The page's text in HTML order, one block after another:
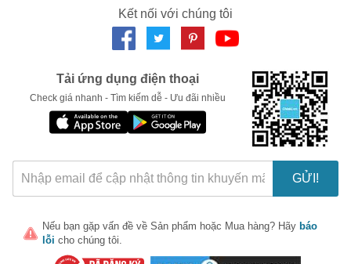
Kết nối với chúng tôi
Tải ứng dụng điện thoại
Check giá nhanh - Tìm kiếm dễ - Ưu đãi nhiều
GỬI!
Nếu bạn gặp vấn đề về Sản phẩm hoặc Mua hàng? Hãy báo
lỗi cho chúng tôi.
LẤY MÃ NGAY